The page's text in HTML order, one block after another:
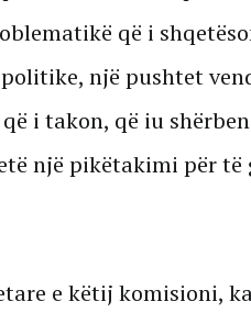
që i
një pushtet
i takon, që iu
një pikëtakimi për të
e këtij komisioni,